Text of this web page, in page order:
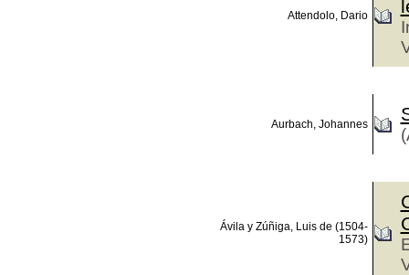
Attendolo, Dario
Aurbach, Johannes
Ávila y Zúñiga, Luis de (1504-
1573)